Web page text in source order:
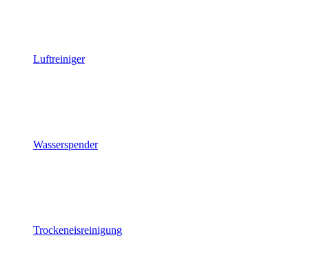
Luftreiniger
Wasserspender
Trockeneisreinigung